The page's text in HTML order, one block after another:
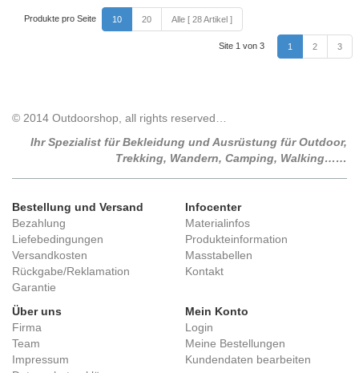
Produkte pro Seite 10 20 Alle [ 28 Artikel ]
Site 1 von 3 1 2 3
© 2014 Outdoorshop, all rights reserved…
Ihr Spezialist für Bekleidung und Ausrüstung für Outdoor,
Trekking, Wandern, Camping, Walking……
Bestellung und Versand
Bezahlung
Liefebedingungen
Versandkosten
Rückgabe/Reklamation
Garantie
Infocenter
Materialinfos
Produkteinformation
Masstabellen
Kontakt
Über uns
Firma
Team
Impressum
Mein Konto
Login
Meine Bestellungen
Kundendaten bearbeiten